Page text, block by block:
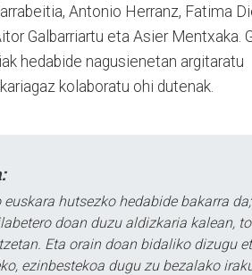
Antonio Herranz, Fatima
Galbarriartu eta Asier Mentxaka.
hedabide nagusienetan argitaratu
kolaboratu ohi dutenak.
euskara hutsezko hedabide bakarra
doan duzu aldizkaria kalean,
Eta orain doan bidaliko dizugu
ezinbestekoa dugu zu bezalako